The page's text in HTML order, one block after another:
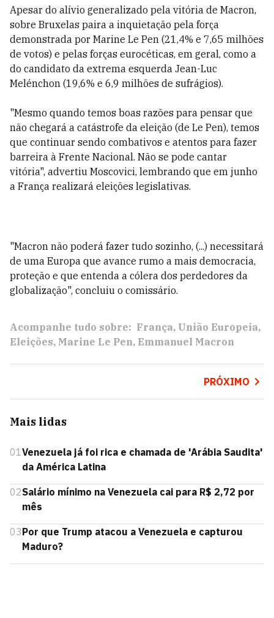
Apesar do alívio generalizado pela vitória de Macron,
sobre Bruxelas paira a inquietação pela força
demonstrada por Marine Le Pen (21,4% e 7,65 milhões
de votos) e pelas forças eurocéticas, em geral, como a
do candidato da extrema esquerda Jean-Luc
Melénchon (19,6% e 6,9 milhões de sufrágios).
"Mesmo quando temos boas razões para pensar que
não chegará a catástrofe da eleição (de Le Pen), temos
que continuar sendo combativos e atentos para fazer
barreira à Frente Nacional. Não se pode cantar
vitória", advertiu Moscovici, lembrando que em junho
a França realizará eleições legislativas.
"Macron não poderá fazer tudo sozinho, (...) necessitará
de uma Europa que avance rumo a mais democracia,
proteção e que entenda a cólera dos perdedores da
globalização", concluiu o comissário.
Acompanhe tudo sobre: França União Europeia
Eleições Marine Le Pen Emmanuel Macron
PRÓXIMO
Mais lidas
01Venezuela já foi rica e chamada de 'Arábia Saudita'
da América Latina
02Salário mínimo na Venezuela cai para R$ 2,72 por
mês
03Por que Trump atacou a Venezuela e capturou
Maduro?